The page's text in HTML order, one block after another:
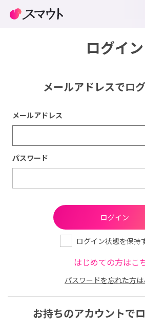
ログイン
メールアドレスでロ
メールアドレス
パスワード
ログイン状態を保持
はじめての方はこ
パスワードを忘れた方は
お持ちのアカウントで